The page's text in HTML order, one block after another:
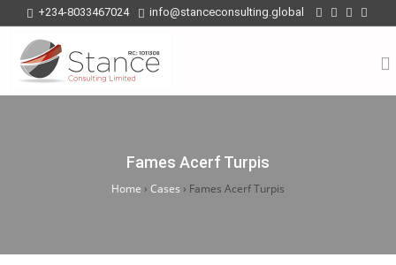
+234-8033467024 info@stanceconsulting.global
Fames Acerf Turpis
Home › Cases › Fames Acerf Turpis